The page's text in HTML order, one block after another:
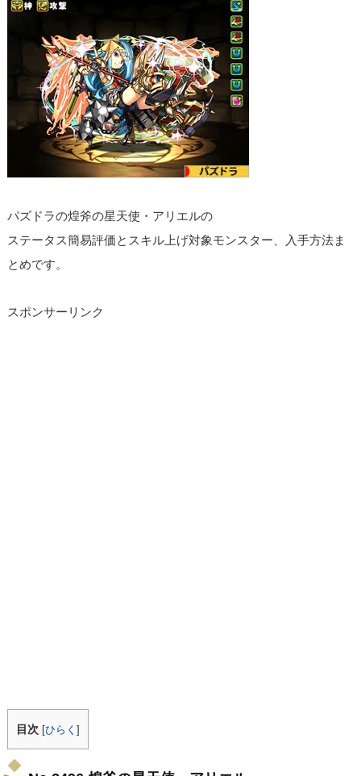
パズドラの煌斧の星天使・アリエルの
ステータス簡易評価とスキル上げ対象モンスター、入手方法ま
とめです。
スポンサーリンク
目次 [ひらく]